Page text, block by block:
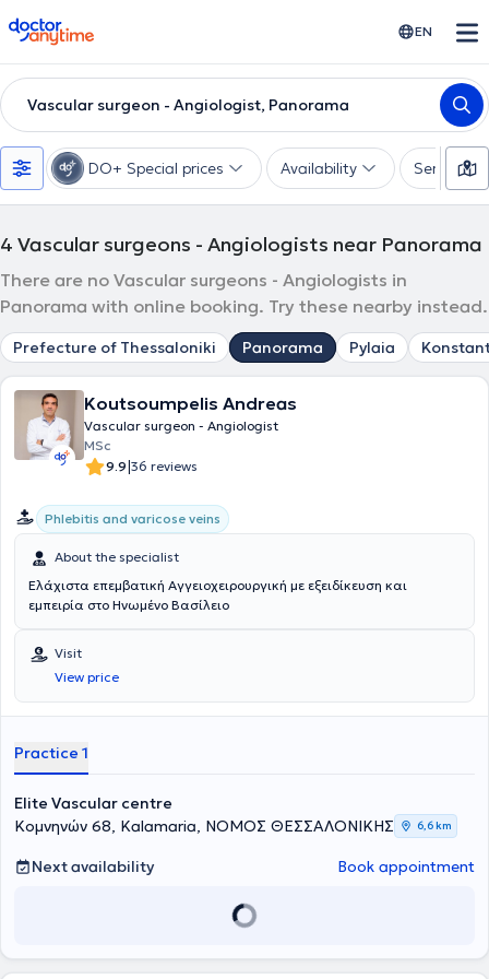
doctoranytime EN
Vascular surgeon - Angiologist, Panorama
DO+ Special prices Availability Services
4 Vascular surgeons - Angiologists near Panorama
There are no Vascular surgeons - Angiologists in
Panorama with online booking. Try these nearby instead.
Prefecture of Thessaloniki Panorama Pylaia
Koutsoumpelis Andreas
Vascular surgeon - Angiologist
MSc
9.9|36 reviews
Phlebitis and varicose veins
About the specialist
Ελάχιστα επεμβατική Αγγειοχειρουργική με εξειδίκευση και
εμπειρία στο Ηνωμένο Βασίλειο
Visit
View price
Practice 1
Elite Vascular centre
Κομνηνών 68, Kalamaria, ΝΟΜΟΣ ΘΕΣΣΑΛΟΝΙΚΗΣ
6,6 km
Next availability Book appointment